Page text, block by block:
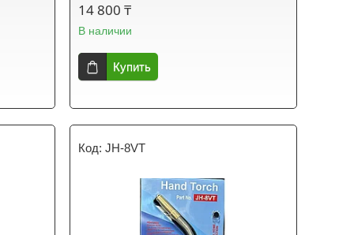
14 800 ₸
В наличии
Купить
JH-8VT